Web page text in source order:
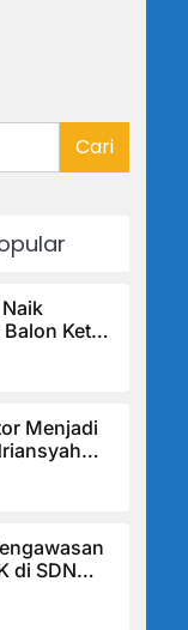
Cari
Ketua
Menjadi
Bawa
Penuh
di SDN
IV “Kami